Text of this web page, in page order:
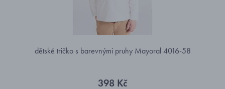
dětské tričko s barevnými pruhy Mayoral 4016-58
398 Kč